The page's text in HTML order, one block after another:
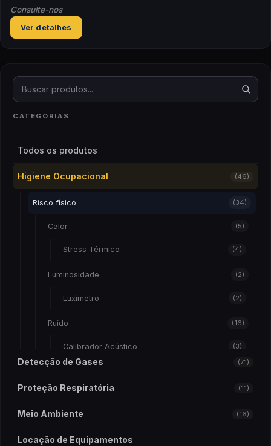
Buscar produtos
CATEGORIAS
Todos os produtos
Higiene Ocupacional (46)
Risco físico (34)
Calor (5)
Stress Térmico (4)
Luminosidade (2)
Luxímetro (2)
Ruído (16)
Calibrador Acústico (3)
Sonometro (9)
Vibração (9)
Medidor de Vibração
Risco Químico (10)
Amostradores (1)
Detecção de Gases (71)
Proteção Respiratória (11)
Meio Ambiente (16)
Locação de Equipamentos
Consulte-nos
Ver detalhes